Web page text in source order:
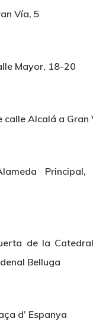
Vía, 5
Mayor, 18-20
calle Alcalá a Gran
de la
Belluga
d’ Espanya